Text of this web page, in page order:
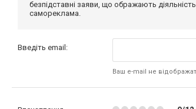
безпідставні заяви, що ображають
самореклама.
Введіть email:
Ваш e-mail не